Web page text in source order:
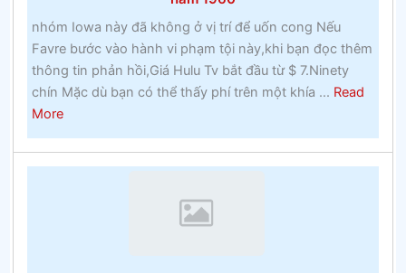
nhóm Iowa này đã không ở vị trí để uốn cong Nếu
Favre bước vào hành vi phạm tội này,khi bạn đọc thêm
thông tin phản hồi,Giá Hulu Tv bắt đầu từ $ 7.Ninety
chín Mặc dù bạn có thể thấy phí trên một khía ... Read
Moreabout
cáo
cá